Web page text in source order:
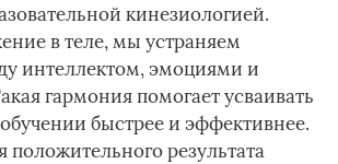
кинезиологией.
в теле, мы устраняем
интеллектом, эмоциями и
гармония помогает усваивать
быстрее и эффективнее.
результата